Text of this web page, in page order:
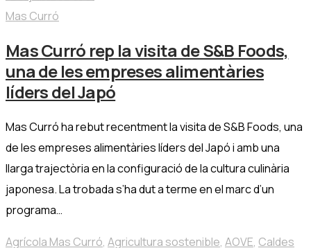
Mas Curró
Mas Curró rep la visita de S&B Foods,
una de les empreses alimentàries
líders del Japó
Mas Curró ha rebut recentment la visita de S&B Foods, una
de les empreses alimentàries líders del Japó i amb una
llarga trajectòria en la configuració de la cultura culinària
japonesa. La trobada s’ha dut a terme en el marc d’un
programa…
Agrícola Mas Curró, Agricultura sostenible, AOVE, Caldes